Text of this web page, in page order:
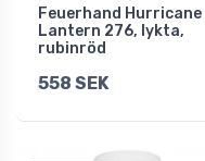
Feuerhand Hurricane
Lantern 276, lykta,
rubinröd
558 SEK